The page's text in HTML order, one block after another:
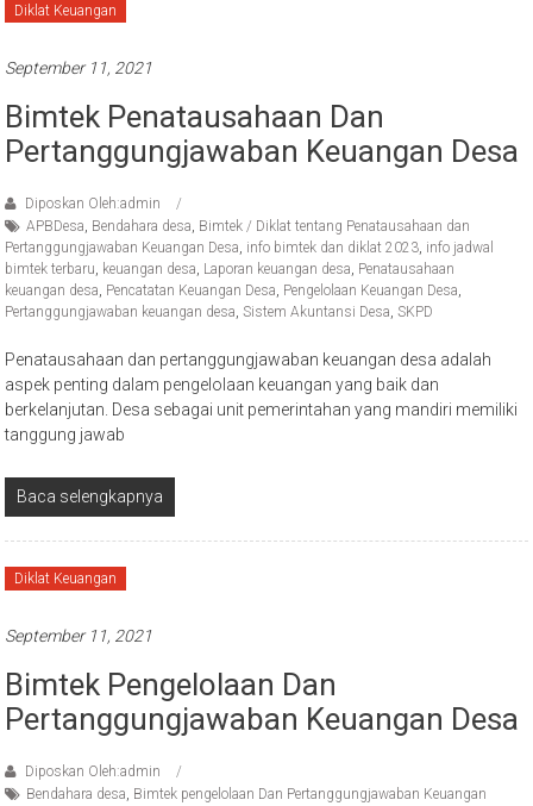
Diklat Keuangan
September 11, 2021
Bimtek Penatausahaan Dan
Pertanggungjawaban Keuangan Desa
Diposkan Oleh:admin
APBDesa, Bendahara desa, Bimtek / Diklat tentang Penatausahaan dan
Pertanggungjawaban Keuangan Desa, info bimtek dan diklat 2023, info jadwal
bimtek terbaru, keuangan desa, Laporan keuangan desa, Penatausahaan
keuangan desa, Pencatatan Keuangan Desa, Pengelolaan Keuangan Desa,
Pertanggungjawaban keuangan desa,Sistem Akuntansi Desa,SKPD
Penatausahaan dan pertanggungjawaban keuangan desa adalah
aspek penting dalam pengelolaan keuangan yang baik dan
berkelanjutan. Desa sebagai unit pemerintahan yang mandiri memiliki
tanggung jawab
Baca selengkapnya
Diklat Keuangan
September 11, 2021
Bimtek Pengelolaan Dan
Pertanggungjawaban Keuangan Desa
Diposkan Oleh:admin
Bendahara desa, Bimtek pengelolaan Dan Pertanggungjawaban Keuangan